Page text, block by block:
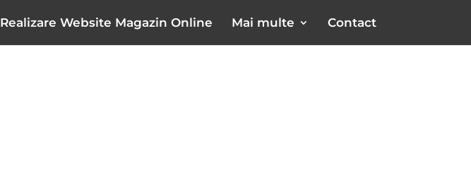
Realizare Website Magazin Online Mai multe Contact